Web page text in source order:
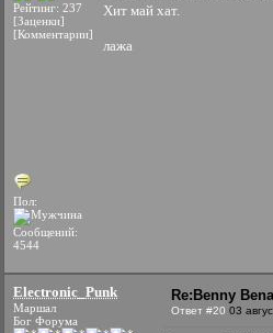
Рейтинг: 237
[Заценки]
[Комментарии]
Пол:
Сообщений:
4544
Хит май хат.
лажа
Electronic_Punk
Маршал
Бог Форума
Re:Benny
Ответ #20 03